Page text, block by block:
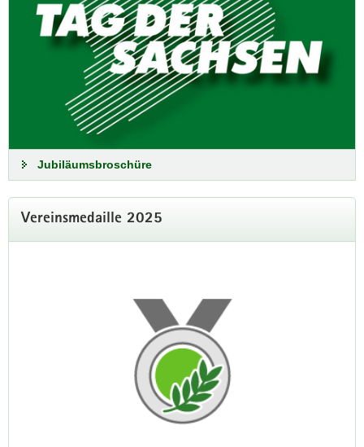
2027 an Steffen Zenner, den
Oberbürgermeister von Plauen übergeben. Mit
dabei waren das Sebnitzer Blumenmädchen
und die Plauener Spitzenprinzessin.
»Tag der Sachsen« 2027 in Plauen
»Tag der Sachsen« 2027 in
Die Spitzenstadt feiert vom 18. bis
20. Juni 2027 Sachsens größtes
Jubiläumsbroschüre
Vereinsmedaille 2025